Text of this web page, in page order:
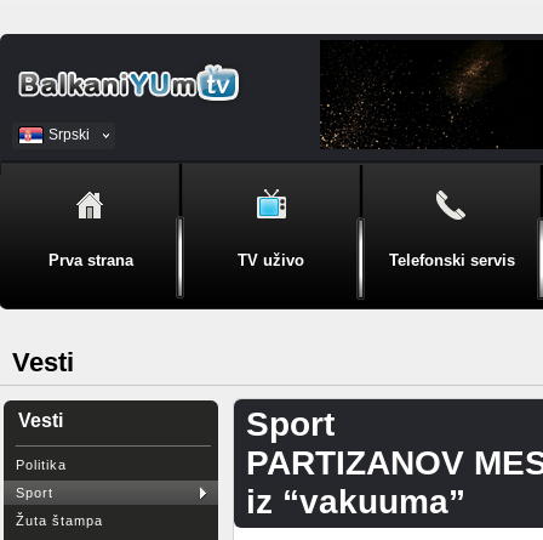
Srpski
BiH
Prva strana TV uživo Telefonski servis
Vesti
Vesti
Politika
Sport
Žuta štampa
Sport
PARTIZANOV
iz “vakuuma”